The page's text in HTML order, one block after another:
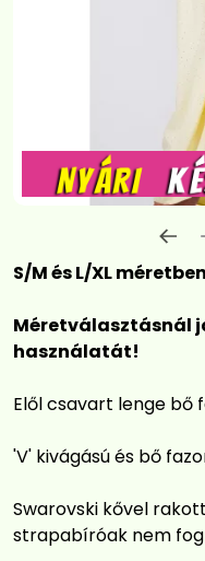
S/M és L/XL
Méretválasztásnál
használatát!
Elől csavart lenge bő
'V' kivágású és bő
Swarovski kővel
strapabíróak nem